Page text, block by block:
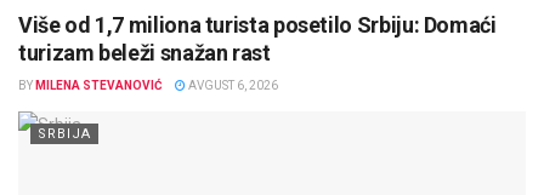
Više od 1,7 miliona turista posetilo Srbiju: Domaći
turizam beleži snažan rast
BY MILENA STEVANOVIĆ AVGUST 6, 2026
SRBIJA